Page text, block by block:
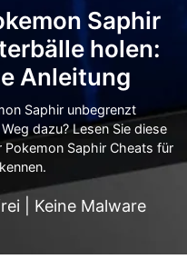
Lösungen
Anmelden
Saphir
holen:
Anleitung
Saphir unbegrenzt
dazu? Lesen Sie diese
Pokemon Saphir Cheats für
| Keine Malware